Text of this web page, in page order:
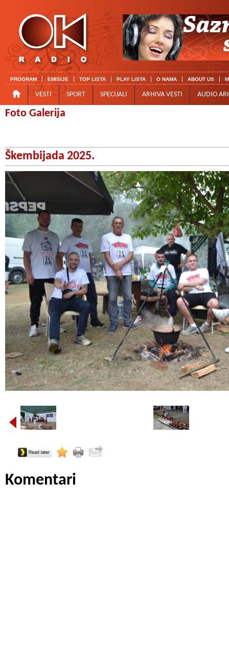
PROGRAM EMISIJE TOP LISTA PLAY LISTA O NAMA ABOUT US
VESTI SPORT SPECIJALI ARHIVA VESTI AUDIO
Foto Galerija
Škembijada 2025.
Komentari